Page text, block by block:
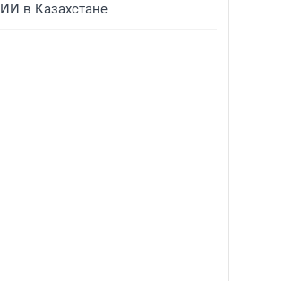
ИИ в Казахстане